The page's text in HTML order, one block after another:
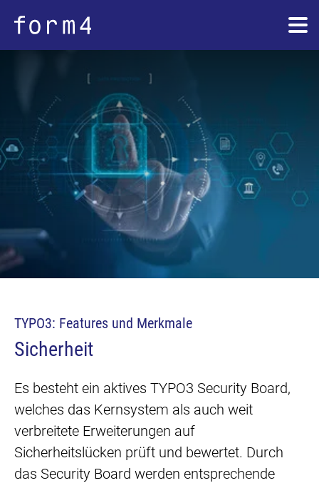
TYPO3: Features und Merkmale
Sicherheit
Es besteht ein aktives TYPO3 Security Board,
welches das Kernsystem als auch weit
verbreitete Erweiterungen auf
Sicherheitslücken prüft und bewertet. Durch
das Security Board werden entsprechende